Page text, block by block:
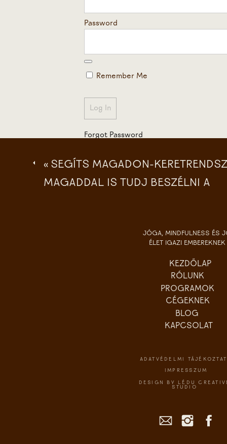
Password
Remember Me
Forgot Password
« SEGÍTS MAGADON-
MAGADDAL IS TUDJ BESZÉLNI A
DESIGN BY LÉDU
STUDIO
JÓGA, MINDFULNESS ÉS
ÉLET IGAZI EMBEREKNEK
KEZDŐLAP
RÓLUNK
PROGRAMOK
CÉGEKNEK
KAPCSOLAT
BLOG
ADATVÉDELMI
IMPRESSZUM